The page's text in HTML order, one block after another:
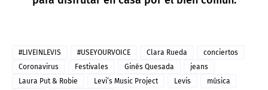
#LIVEINLEVIS #USEYOURVOICE Clara Rueda
conciertos
Coronavirus
Festivales Ginés Quesada
jeans
Laura Put & Robie
Levi’s Music Project Levis
música